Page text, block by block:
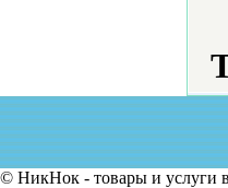
© НикНок - товары и услуги в